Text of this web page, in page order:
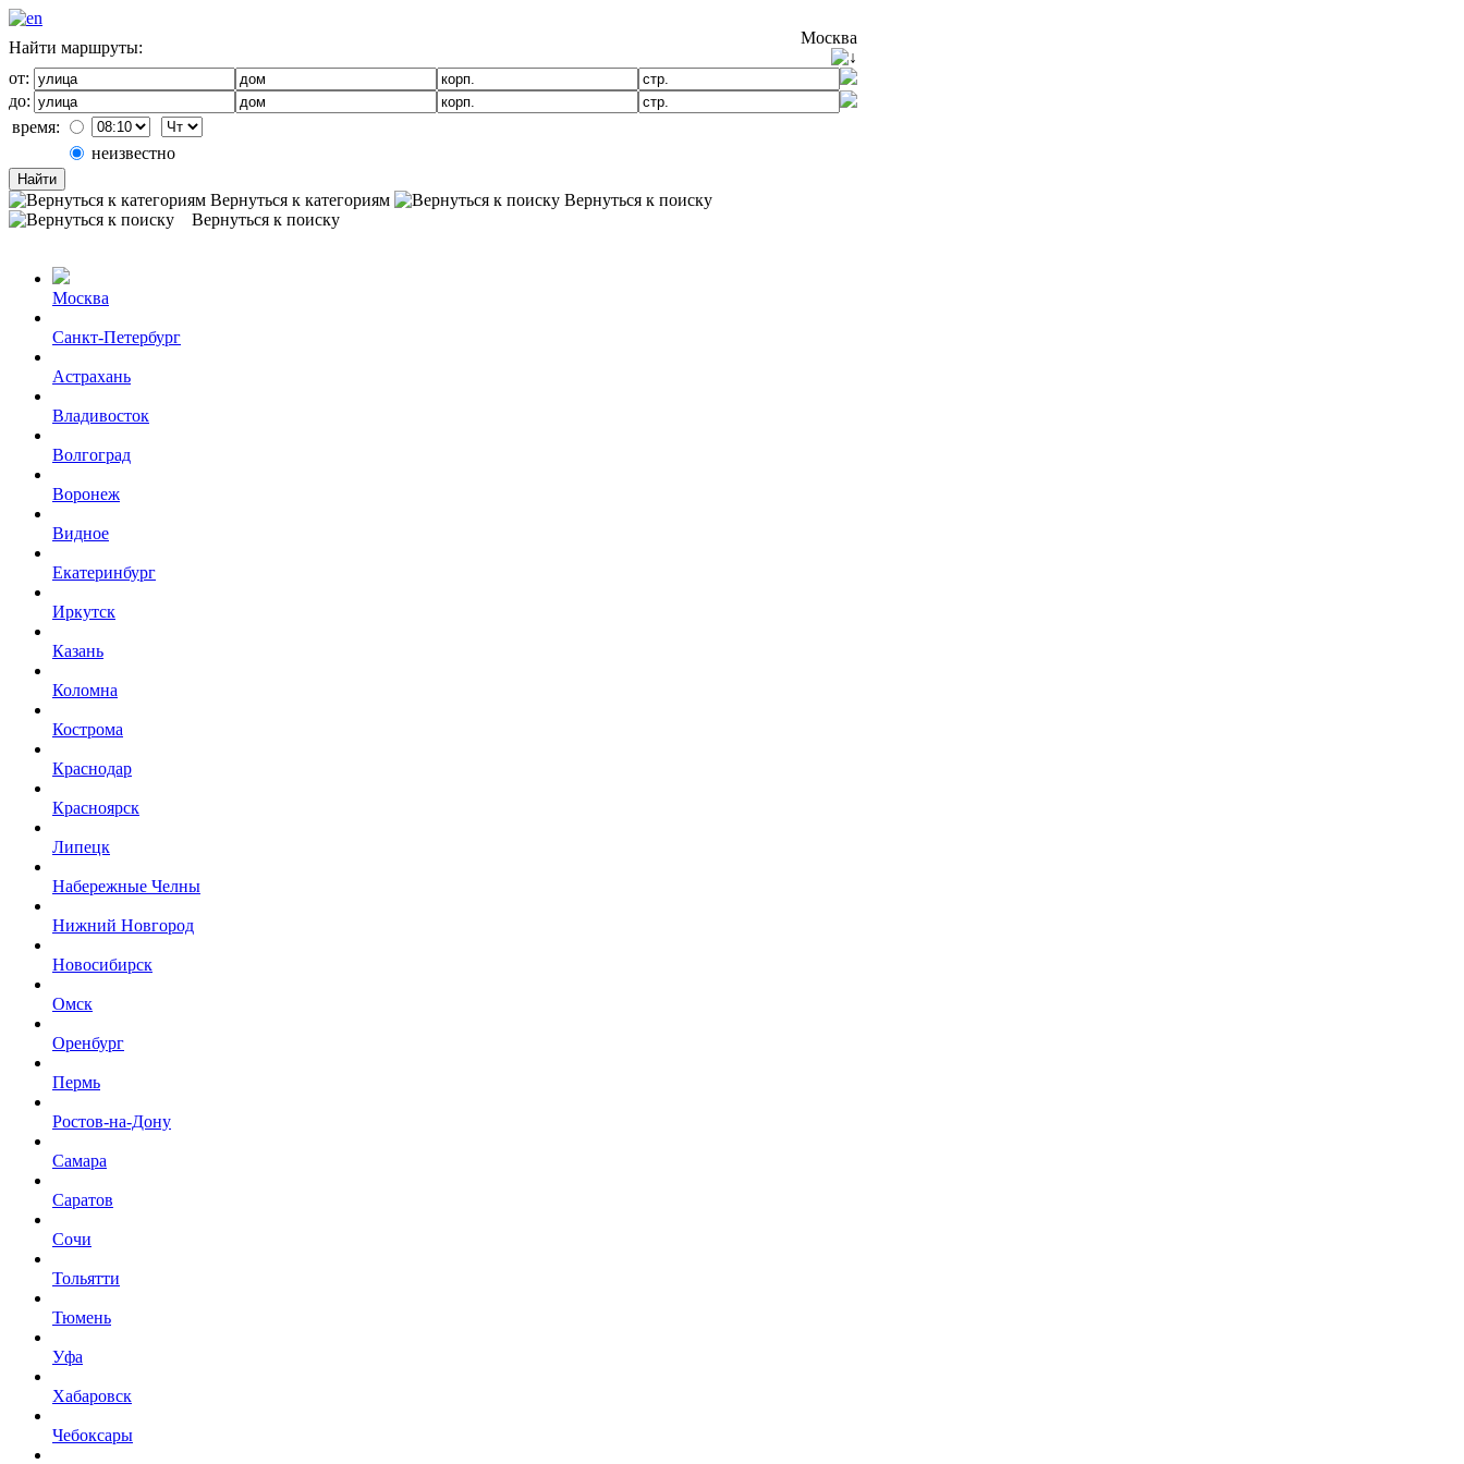
Найти маршруты:
Москва
от:
до:
время:
неизвестно
Найти
Вернуться к категориям
Вернуться к поиску
Вернуться к поиску
Москва
Санкт-Петербург
Астрахань
Владивосток
Волгоград
Воронеж
Видное
Екатеринбург
Иркутск
Казань
Коломна
Кострома
Краснодар
Красноярск
Липецк
Набережные Челны
Нижний Новгород
Новосибирск
Омск
Оренбург
Пермь
Ростов-на-Дону
Самара
Саратов
Сочи
Тольятти
Тюмень
Уфа
Хабаровск
Чебоксары